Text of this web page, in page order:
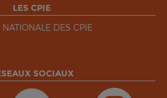
LES CPIE
DES CPIE
SOCIAUX